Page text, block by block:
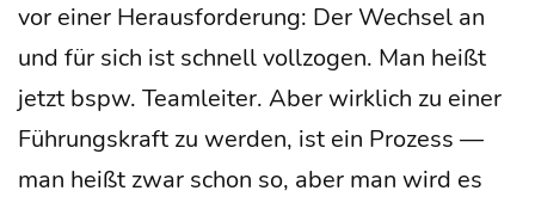
vor einer Her­aus­for­de­rung: Der Wech­sel an
und für sich ist schnell voll­zo­gen. Man heißt
jetzt bspw. Team­lei­ter. Aber wirk­lich zu einer
Füh­rungs­kraft zu wer­den, ist ein Pro­zess —
man heißt zwar schon so, aber man wird es